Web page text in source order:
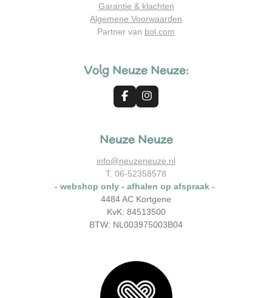
Garantie & klachten
Algemene Voorwaarden
Partner van bol.com
Volg Neuze Neuze:
F
a
b
o
k
I
n
a
r
a
m
Neuze Neuze
info@neuzeneuze.nl
T. 06-52358578
- webshop only - afhalen op afspraak -
4484 AC Kortgene
KvK: 84513500
BTW: NL003975003B04